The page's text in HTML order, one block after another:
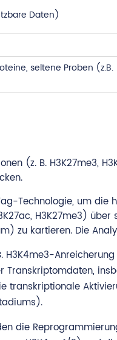
Daten)
seltene Proben (z.B.
(z. B. H3K27me3,
Technologie, um
H3K27me3)
zu kartieren. Die
transkriptionale
die